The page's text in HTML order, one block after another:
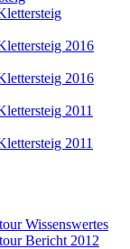
2016
2016
2011
2011
Wissenswertes
Bericht 2012